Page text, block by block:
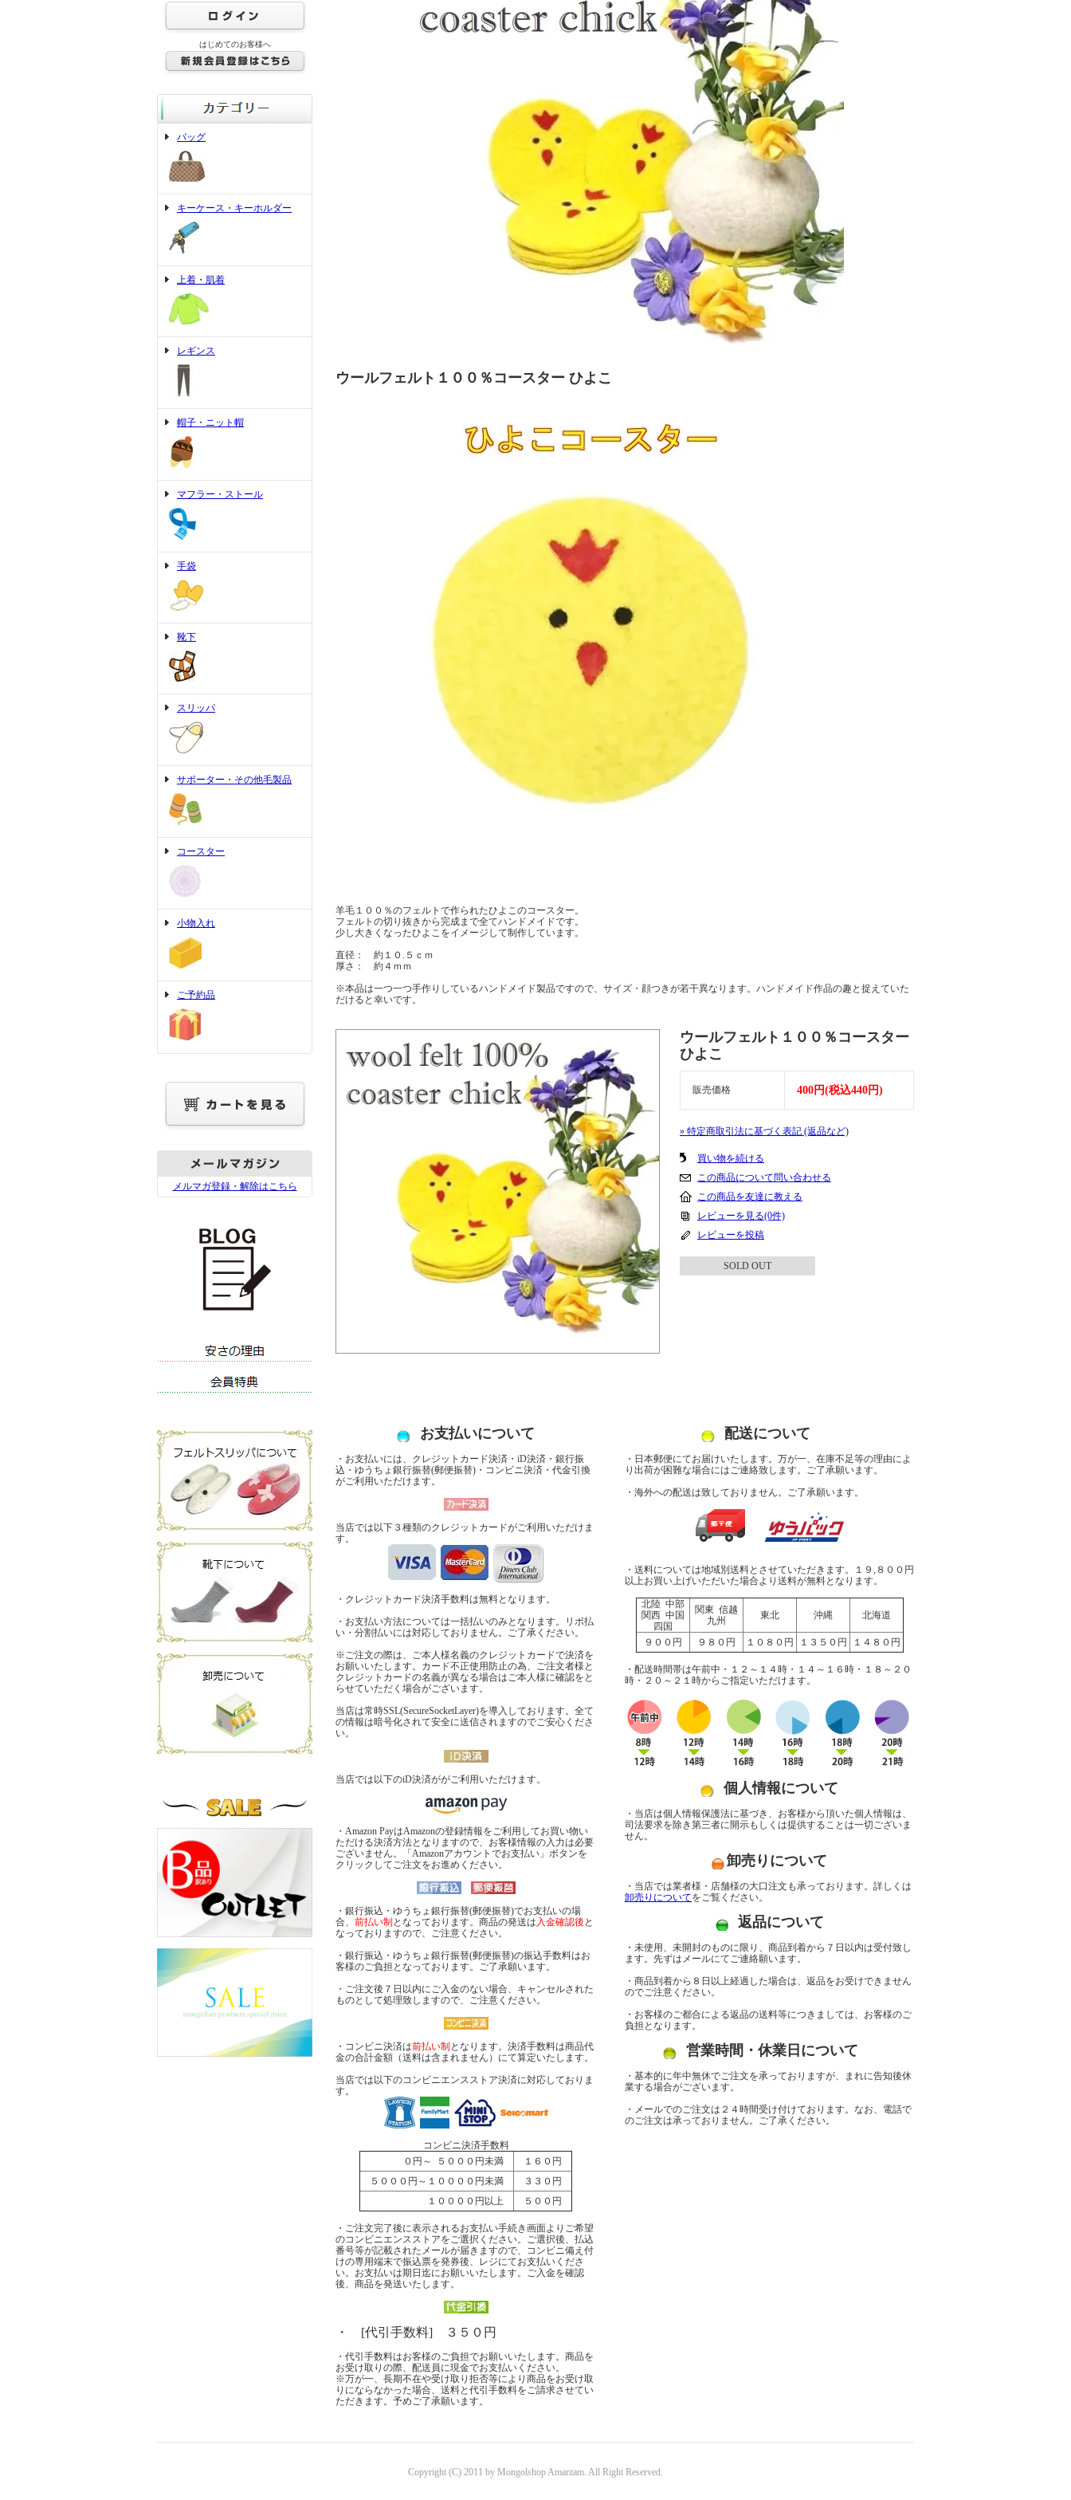
はじめてのお客様へ
バッグ
キーケース・キーホルダー
上着・肌着
レギンス
帽子・ニット帽
マフラー・ストール
手袋
靴下
スリッパ
サポーター・その他毛製品
コースター
小物入れ
ご予約品
メルマガ登録・解除はこちら
ウールフェルト１００％コースター ひよこ
羊毛１００％のフェルトで作られたひよこのコースター。
フェルトの切り抜きから完成まで全てハンドメイドです。
少し大きくなったひよこをイメージして制作しています。
直径： 約１０.５ｃｍ
厚さ： 約４ｍｍ
※本品は一つ一つ手作りしているハンドメイド製品ですので、サイズ・顔つきが若干異なります。ハンドメイド作品の趣と捉えていた
だけると幸いです。
ウールフェルト１００％コースター
ひよこ
販売価格 400円(税込440円)
» 特定商取引法に基づく表記 (返品など)
買い物を続ける
この商品について問い合わせる
この商品を友達に教える
レビューを見る(0件)
レビューを投稿
SOLD OUT
お支払いについて
・お支払いには、クレジットカード決済・iD決済・銀行振
込・ゆうちょ銀行振替(郵便振替)・コンビニ決済・代金引換
がご利用いただけます。
当店では以下３種類のクレジットカードがご利用いただけま
す。
・クレジットカード決済手数料は無料となります。
・お支払い方法については一括払いのみとなります。リボ払
い・分割払いには対応しておりません。ご了承ください。
※ご注文の際は、ご本人様名義のクレジットカードで決済を
お願いいたします。カード不正使用防止の為、ご注文者様と
クレジットカードの名義が異なる場合はご本人様に確認をと
らせていただく場合がございます。
当店は常時SSL(SecureSocketLayer)を導入しております。全て
の情報は暗号化されて安全に送信されますのでご安心くださ
い。
当店では以下のiD決済ががご利用いただけます。
・Amazon PayはAmazonの登録情報をご利用してお買い物い
ただける決済方法となりますので、お客様情報の入力は必要
ございません。「Amazonアカウントでお支払い」ボタンを
クリックしてご注文をお進めください。
・銀行振込・ゆうちょ銀行振替(郵便振替)でお支払いの場
合、 前払い制 となっております。商品の発送は 入金確認後 と
なっておりますので、ご注意ください。
・銀行振込・ゆうちょ銀行振替(郵便振替)の振込手数料はお
客様のご負担となっております。ご了承願います。
・ご注文後７日以内にご入金のない場合、キャンセルされた
ものとして処理致しますので、ご注意ください。
・コンビニ決済は前払い制 となります。決済手数料は商品代
金の合計金額（送料は含まれません）にて算定いたします。
当店では以下のコンビニエンスストア決済に対応しておりま
す。
コンビニ決済手数料
０円～ ５０００円未満
１６０円
５０００円～１００００円未満
３３０円
１００００円以上
５００円
・ご注文完了後に表示されるお支払い手続き画面よりご希望
のコンビニエンスストアをご選択ください。ご選択後、払込
番号等が記載されたメールが届きますので、コンビニ備え付
けの専用端末で振込票を発券後、レジにてお支払いくださ
い。お支払いは期日迄にお願いいたします。ご入金を確認
後、商品を発送いたします。
・ [代引手数料] ３５０円
・代引手数料はお客様のご負担でお願いいたします。商品を
お受け取りの際、配送員に現金でお支払いください。
※万が一、長期不在や受け取り拒否等により商品をお受け取
りにならなかった場合、送料と代引手数料をご請求させてい
ただきます。予めご了承願います。
配送について
・日本郵便にてお届けいたします。万が一、在庫不足等の理由によ
り出荷が困難な場合にはご連絡致します。ご了承願います。
・海外への配送は致しておりません。ご了承願います。
・送料については地域別送料とさせていただきます。１９,８００円
以上お買い上げいただいた場合より送料が無料となります。
北陸 中部
関西 中国
四国
関東 信越
九州
東北 沖縄 北海道
９００円 ９８０円 １０８０円 １３５０円 １４８０円
・配送時間帯は午前中・１２～１４時・１４～１６時・１８～２０
時・２０～２１時からご指定いただけます。
個人情報について
・当店は個人情報保護法に基づき、お客様から頂いた個人情報は、
司法要求を除き第三者に開示もしくは提供することは一切ございま
せん。
卸売りについて
・当店では業者様・店舗様の大口注文も承っております。詳しくは
卸売りについてをご覧ください。
返品について
・未使用、未開封のものに限り、商品到着から７日以内は受付致し
ます。先ずはメールにてご連絡願います。
・商品到着から８日以上経過した場合は、返品をお受けできません
のでご注意ください。
・お客様のご都合による返品の送料等につきましては、お客様のご
負担となります。
営業時間・休業日について
・基本的に年中無休でご注文を承っておりますが、まれに告知後休
業する場合がございます。
・メールでのご注文は２４時間受け付けております。なお、電話で
のご注文は承っておりません。ご了承ください。
Copyright (C) 2011 by Mongolshop Amarzam. All Right Reserved.